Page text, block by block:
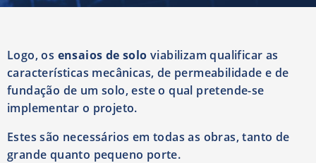
Logo, os ensaios de solo viabilizam qualificar as
características mecânicas, de permeabilidade e de
fundação de um solo, este o qual pretende-se
implementar o projeto.
Estes são necessários em todas as obras, tanto de
grande quanto pequeno porte.